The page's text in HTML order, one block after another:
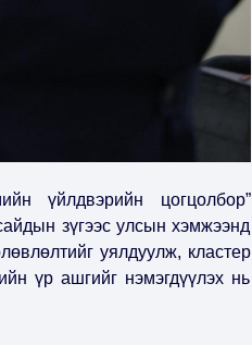
үйлдвэрийн цогцолбор”
зүгээс улсын хэмжээнд
уялдуулж, кластер
үр ашгийг нэмэгдүүлэх нь